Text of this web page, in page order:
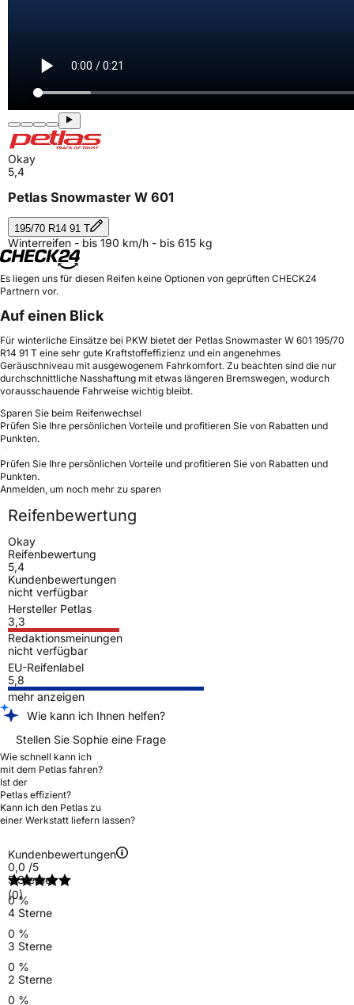
Okay
5,4
Petlas Snowmaster W 601
195/70 R14 91 T
Winterreifen - bis 190 km/h - bis 615 kg
Es liegen uns für diesen Reifen keine Optionen von geprüften CHECK24
Partnern vor.
Auf einen Blick
Für winterliche Einsätze bei PKW bietet der Petlas Snowmaster W 601 195/70
R14 91 T eine sehr gute Kraftstoffeffizienz und ein angenehmes
Geräuschniveau mit ausgewogenem Fahrkomfort. Zu beachten sind die nur
durchschnittliche Nasshaftung mit etwas längeren Bremswegen, wodurch
vorausschauende Fahrweise wichtig bleibt.
Sparen Sie beim Reifenwechsel
Prüfen Sie Ihre persönlichen Vorteile und profitieren Sie von Rabatten und
Punkten.
Prüfen Sie Ihre persönlichen Vorteile und profitieren Sie von Rabatten und
Punkten.
Anmelden, um noch mehr zu sparen
Reifenbewertung
Okay
Reifenbewertung
5,4
Kundenbewertungen
nicht verfügbar
Hersteller Petlas
3,3
Redaktionsmeinungen
nicht verfügbar
EU-Reifenlabel
5,8
mehr anzeigen
Wie kann ich Ihnen helfen?
Stellen Sie Sophie eine Frage
Wie schnell kann ich
mit dem Petlas fahren?
Ist der
Petlas effizient?
Kann ich den Petlas zu
einer Werkstatt liefern lassen?
Kundenbewertungen
0,0 /5
(0)
5 Sterne
0 %
4 Sterne
0 %
3 Sterne
0 %
2 Sterne
0 %